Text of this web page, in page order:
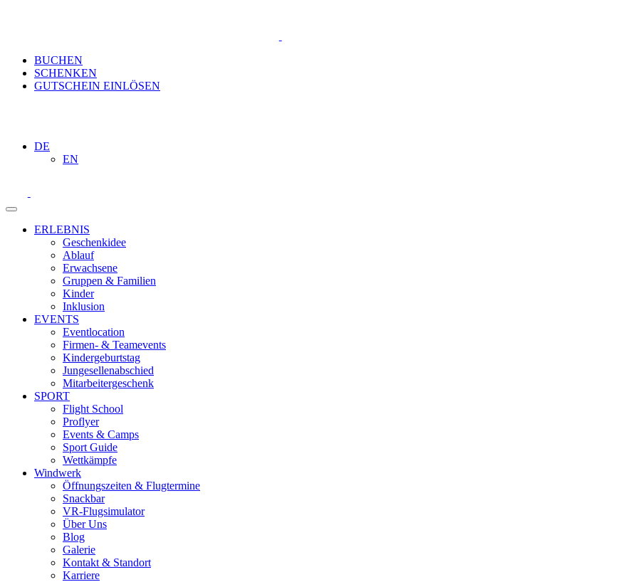
BUCHEN
SCHENKEN
GUTSCHEIN EINLÖSEN
DE
EN
ERLEBNIS
Geschenkidee
Ablauf
Erwachsene
Gruppen & Familien
Kinder
Inklusion
EVENTS
Eventlocation
Firmen- & Teamevents
Kindergeburtstag
Jungesellenabschied
Mitarbeitergeschenk
SPORT
Flight School
Proflyer
Events & Camps
Sport Guide
Wettkämpfe
Windwerk
Öffnungszeiten & Flugtermine
Snackbar
VR-Flugsimulator
Über Uns
Blog
Galerie
Kontakt & Standort
Karriere